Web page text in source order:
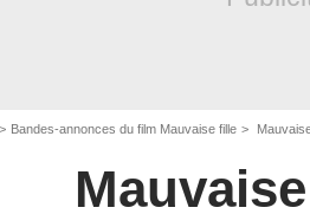
Bandes-annonces du film Mauvaise fille